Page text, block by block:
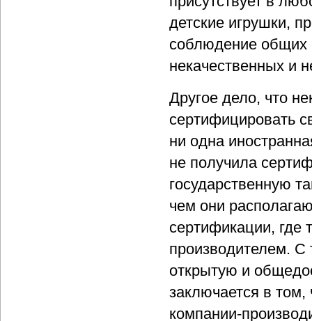
детские игрушки,
соблюдение общих
некачественных и
Другое дело, что
сертифицировать
ни одна
не получила
государственную
чем они
сертификации, где
производителем.
открытую и
заключается в
компании-